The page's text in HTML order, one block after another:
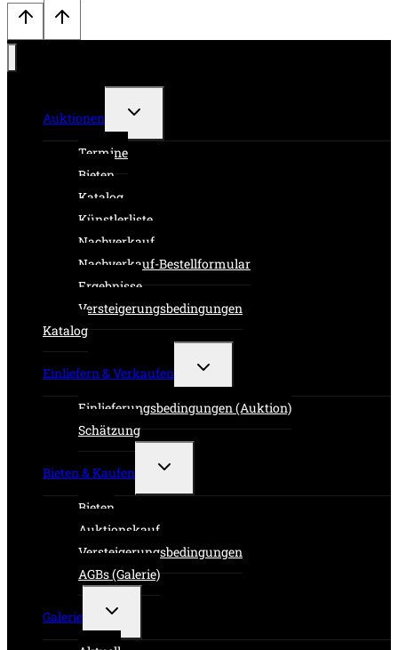
Auktionen
Untermenü
Termine
Bieten
Katalog
Künstlerliste
Nachverkauf
Nachverkauf-Bestellformular
Ergebnisse
Versteigerungsbedingungen
Katalog
Einliefern & Verkaufen
Untermenü
Einlieferungsbedingungen (Auktion)
Schätzung
Bieten & Kaufen
Untermenü
Bieten
Auktionskauf
Versteigerungsbedingungen
AGBs (Galerie)
Galerie
Untermenü